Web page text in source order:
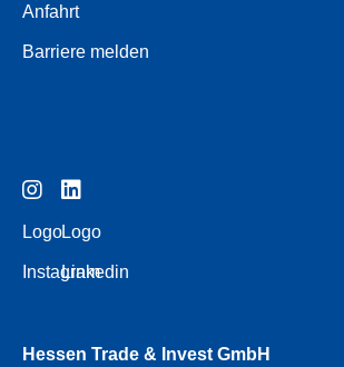
Anfahrt
Barriere melden
Logo
Instagram
Logo
Linkedin
Hessen Trade & Invest GmbH